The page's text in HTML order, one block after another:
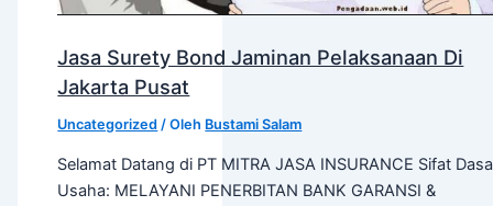
Jasa Surety Bond Jaminan Pelaksanaan Di
Jakarta Pusat
Uncategorized / Oleh Bustami Salam
Selamat Datang di PT MITRA JASA INSURANCE Sifat
Usaha: MELAYANI PENERBITAN BANK GARANSI &